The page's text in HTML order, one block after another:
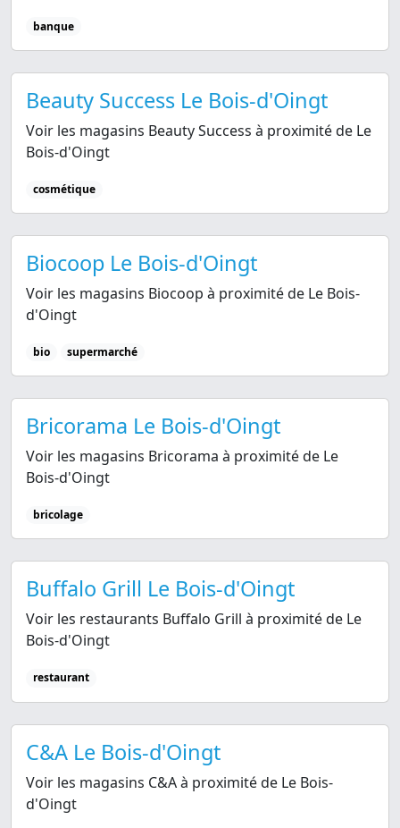
banque
Beauty Success Le Bois-d'Oingt
Voir les magasins Beauty Success à proximité de Le
Bois-d'Oingt
cosmétique
Biocoop Le Bois-d'Oingt
Voir les magasins Biocoop à proximité de Le Bois-
d'Oingt
bio supermarché
Bricorama Le Bois-d'Oingt
Voir les magasins Bricorama à proximité de Le
Bois-d'Oingt
bricolage
Buffalo Grill Le Bois-d'Oingt
Voir les restaurants Buffalo Grill à proximité de Le
Bois-d'Oingt
restaurant
C&A Le Bois-d'Oingt
Voir les magasins C&A à proximité de Le Bois-
d'Oingt